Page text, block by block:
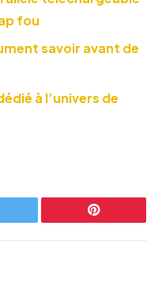
fou
savoir avant de
à l’univers de
Pinterest